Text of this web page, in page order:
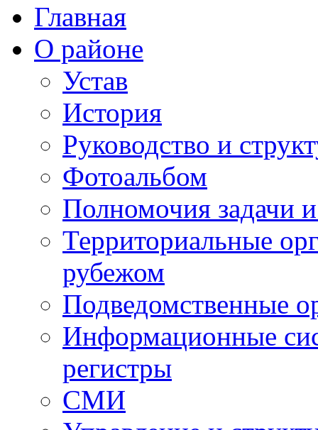
Главная
О районе
Устав
История
Руководство и
Фотоальбом
Полномочия задачи
Территориальные
рубежом
Подведомственные
Информационные
регистры
СМИ